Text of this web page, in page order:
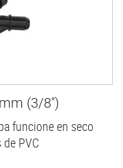
(3/8'')
funcione en seco
PVC